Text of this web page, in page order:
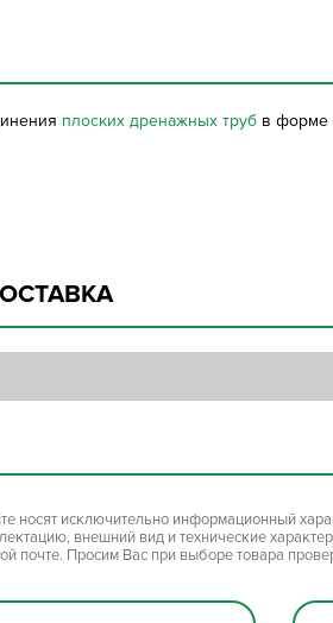
плоских дренажных труб в форме
носят исключительно информационный
внешний вид и технические
почте. Просим Вас при выборе товара